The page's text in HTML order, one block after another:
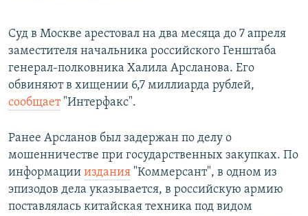
Все сайты РСЕ/РС
Суд в Москве арестовал на два месяца до 7 апреля
заместителя начальника российского Генштаба
генерал-полковника Халила Арсланова. Его
обвиняют в хищении 6,7 миллиарда рублей,
сообщает"Интерфакс".
Ранее Арсланов был задержан по делу о
мошенничестве при государственных закупках. По
информации издания "Коммерсант", в одном из
эпизодов дела указывается, в российскую армию
поставлялась китайская техника под видом